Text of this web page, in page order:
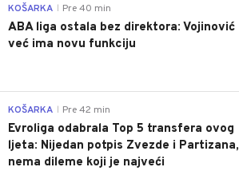
KOŠARKA Pre 40 min
ABA liga ostala bez direktora: Vojinović
već ima novu funkciju
KOŠARKA Pre 42 min
Evroliga odabrala Top 5 transfera ovog
ljeta: Nijedan potpis Zvezde i Partizana,
nema dileme koji je najveći